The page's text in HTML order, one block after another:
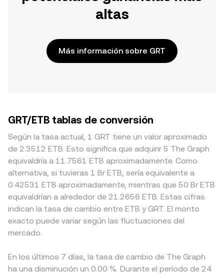
altas
Más información sobre GRT
GRT/ETB tablas de conversión
Según la tasa actual, 1 GRT tiene un valor aproximado
de 2.3512 ETB. Esto significa que adquirir 5 The Graph
equivaldría a 11.7561 ETB aproximadamente. Como
alternativa, si tuvieras 1 Br ETB, sería equivalente a
0.42531 ETB aproximadamente, mientras que 50 Br ETB
equivaldrían a alrededor de 21.2656 ETB. Estas cifras
indican la tasa de cambio entre ETB y GRT. El monto
exacto puede variar según las fluctuaciones del
mercado.
En los últimos 7 días, la tasa de cambio de The Graph
ha una disminución un 0.00 %. Durante el período de 24